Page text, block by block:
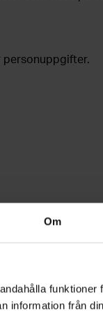
Om
funktioner
information från
personuppgifter.
såsom
Maximal
lagringstid